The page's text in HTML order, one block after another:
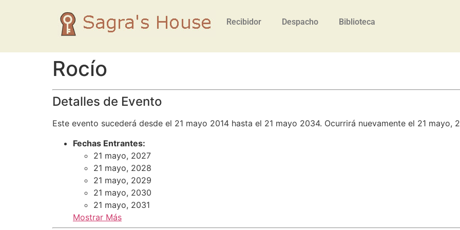
Recibidor Despacho Biblioteca
Rocío
Detalles de Evento
Este evento sucederá desde el 21 mayo 2014 hasta el 21 mayo 2034. Ocurrirá nuevamente el 21 mayo,
Fechas Entrantes:
21 mayo, 2027
21 mayo, 2028
21 mayo, 2029
21 mayo, 2030
21 mayo, 2031
Mostrar Más